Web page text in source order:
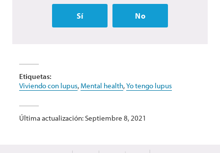
Sí No
Etiquetas:
Viviendo con lupus, Mental health,Yo tengo lupus
Última actualización: Septiembre 8, 2021